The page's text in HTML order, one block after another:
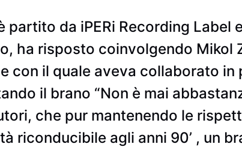
partito da iPERi Recording Label
ha risposto coinvolgendo Mikol
e con il quale aveva collaborato in
il brano “Non è mai
che pur mantenendo le
riconducibile agli anni 90’ , un